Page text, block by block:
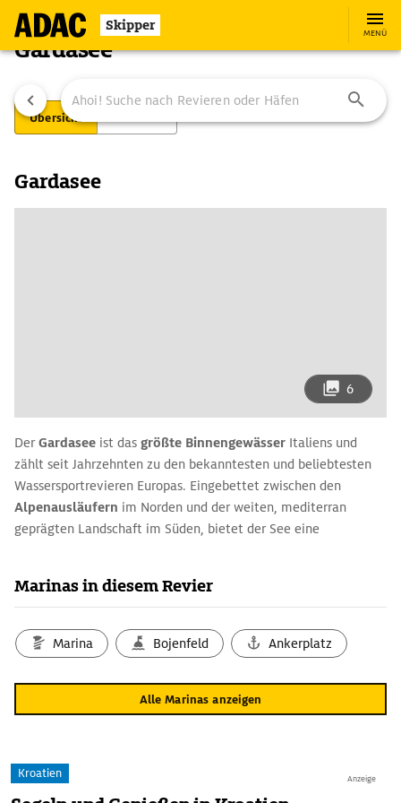
Skipper MENÜ
Gardasee
Übersicht
Gardasee
6
DerGardasee ist das größte Binnengewässer Italiens und
zählt seit Jahrzehnten zu den bekanntesten und beliebtesten
Wassersportrevieren Europas. Eingebettet zwischen den
Alpenausläufern im Norden und der weiten, mediterran
geprägten Landschaft im Süden, bietet der See eine
stabilen Windverhältnisse, die Segler und Surfer aus ganz
Typisch für den Gardasee ist das ausgeprägtethermische
Nordwind ein, der vor allem im nördlichen Teil des Sees für
sportliche Bedingungen sorgt. Am Nachmittag dreht der Wind
Art eignet. Diese Verlässlichkeit macht das Revier planbar und
Marinas in diesem Revier
Marina Bojenfeld Ankerplatz
Alle Marinas anzeigen
Anzeige
Kroatien